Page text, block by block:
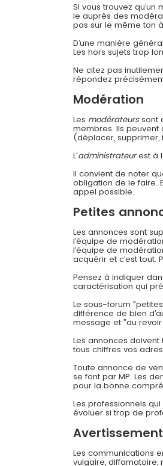
Si vous trouvez
le auprès des
pas sur le même ton
D’une manière
Les hors sujets trop
Ne citez pas
répondez
Modération
Les modérateurssont
membres. Ils
(déplacer, supprimer,
L'administrateurest à
Il convient de noter
obligation de le faire.
appel possible.
Petites
Les annonces sont
l’équipe de
l’équipe de
acquérir et c’est tout.
Pensez à indiquer
caractérisation qui
Le sous-forum
différence de bien
message et ”au
Les annonces doivent
tous chiffres vos
Toute annonce de
se font par MP. Les
pour la bonne
Les professionnels
évoluer si trop de
Les communications
vulgaire, diffamatoire,